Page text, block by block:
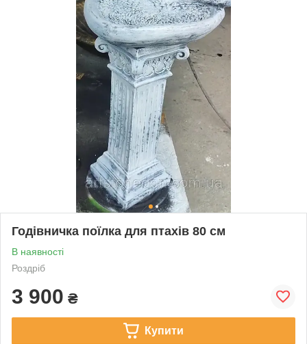
Годівничка поїлка для птахів 80 см
В наявності
Роздріб
3 900 ₴
Купити